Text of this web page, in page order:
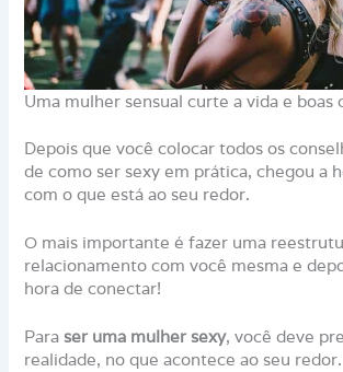
Uma mulher sensual curte a vida e boas
Depois que você colocar todos os
de como ser sexy em prática, chegou a
com o que está ao seu redor.
O mais importante é fazer uma
relacionamento com você mesma e
hora de conectar!
Para ser uma mulher sexy, você deve
realidade, no que acontece ao seu redor.